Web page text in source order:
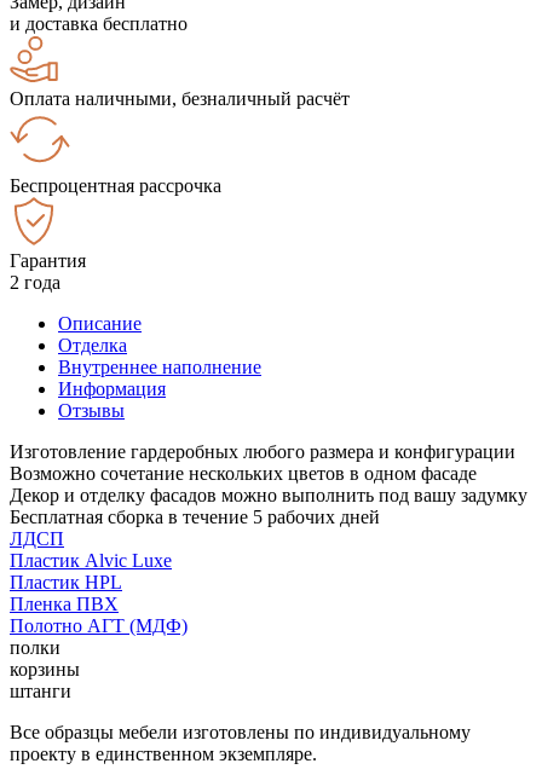
и доставка бесплатно
Оплата наличными, безналичный расчёт
Беспроцентная рассрочка
Гарантия
2 года
Описание
Отделка
Внутреннее наполнение
Информация
Отзывы
Изготовление гардеробных любого размера и конфигурации
Возможно сочетание нескольких цветов в одном фасаде
Декор и отделку фасадов можно выполнить под вашу задумку
Бесплатная сборка в течение 5 рабочих дней
ЛДСП
Пластик Alvic Luxe
Пластик HPL
Пленка ПВХ
Полотно АГТ (МДФ)
полки
корзины
штанги
Все образцы мебели изготовлены по индивидуальному
проекту в единственном экземпляре.